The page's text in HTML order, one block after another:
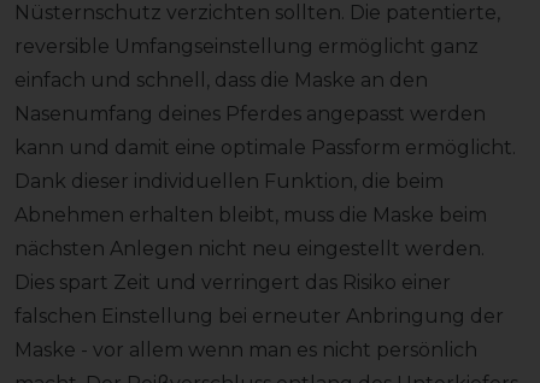
Nüsternschutz verzichten sollten. Die patentierte,
reversible Umfangseinstellung ermöglicht ganz
einfach und schnell, dass die Maske an den
Nasenumfang deines Pferdes angepasst werden
kann und damit eine optimale Passform ermöglicht.
Dank dieser individuellen Funktion, die beim
Abnehmen erhalten bleibt, muss die Maske beim
nächsten Anlegen nicht neu eingestellt werden.
Dies spart Zeit und verringert das Risiko einer
falschen Einstellung bei erneuter Anbringung der
Maske - vor allem wenn man es nicht persönlich